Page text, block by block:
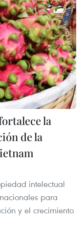
la
de la
intelectual
para
y el crecimiento